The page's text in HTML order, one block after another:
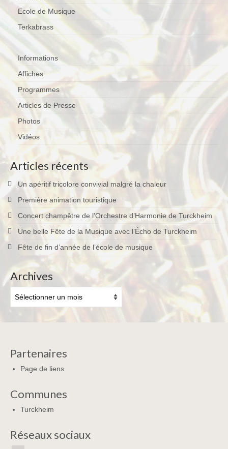
Ecole de Musique
Terkabrass
Informations
Affiches
Programmes
Articles de Presse
Photos
Vidéos
Articles récents
Un apéritif tricolore convivial malgré la chaleur
Première animation touristique
Concert champêtre de l’Orchestre d’Harmonie de Turckheim
Une belle Fête de la Musique avec l’Écho de Turckheim
Fête de fin d’année de l’école de musique
Archives
Partenaires
Page de liens
Communes
Turckheim
Réseaux sociaux